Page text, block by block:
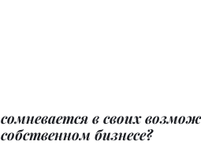
сомневается в своих
собственном бизнесе?